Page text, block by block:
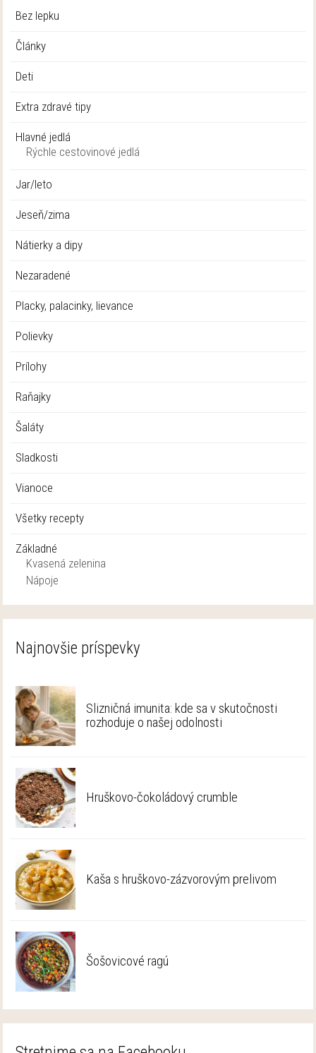
Bez lepku
Články
Deti
Extra zdravé tipy
Hlavné jedlá
Rýchle cestovinové jedlá
Jar/leto
Jeseň/zima
Nátierky a dipy
Nezaradené
Placky, palacinky, lievance
Polievky
Prílohy
Raňajky
Šaláty
Sladkosti
Vianoce
Všetky recepty
Základné
Kvasená zelenina
Nápoje
Najnovšie príspevky
Slizničná imunita: kde sa v skutočnosti
rozhoduje o našej odolnosti
Hruškovo-čokoládový crumble
Kaša s hruškovo-zázvorovým prelivom
Šošovicové ragú